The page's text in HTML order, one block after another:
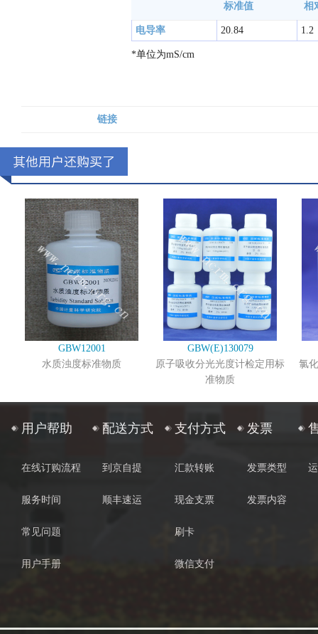
标准值
相
电导率 20.84 1.2
*单位为mS/cm
链接
GBW12001
水质浊度标准物质
GBW(E)130079
原子吸收分光光度计检定用标
准物质
氯
用户帮助
在线订购流程
服务时间
常见问题
用户手册
配送方式
到京自提
顺丰速运
支付方式
汇款转账
现金支票
刷卡
微信支付
发票
发票类型
发票内容